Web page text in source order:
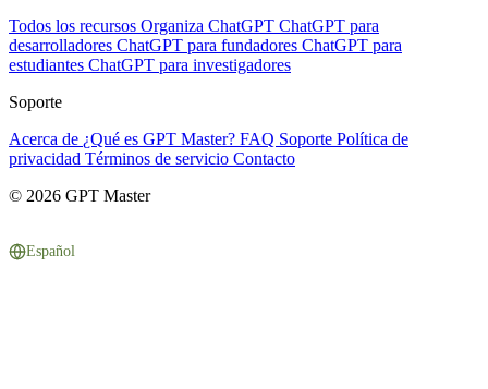
Todos los recursos Organiza ChatGPT ChatGPT para
desarrolladores ChatGPT para fundadores ChatGPT para
estudiantes ChatGPT para investigadores
Soporte
Acerca de ¿Qué es GPT Master? FAQ Soporte Política de
privacidad Términos de servicio Contacto
© 2026 GPT Master
Español